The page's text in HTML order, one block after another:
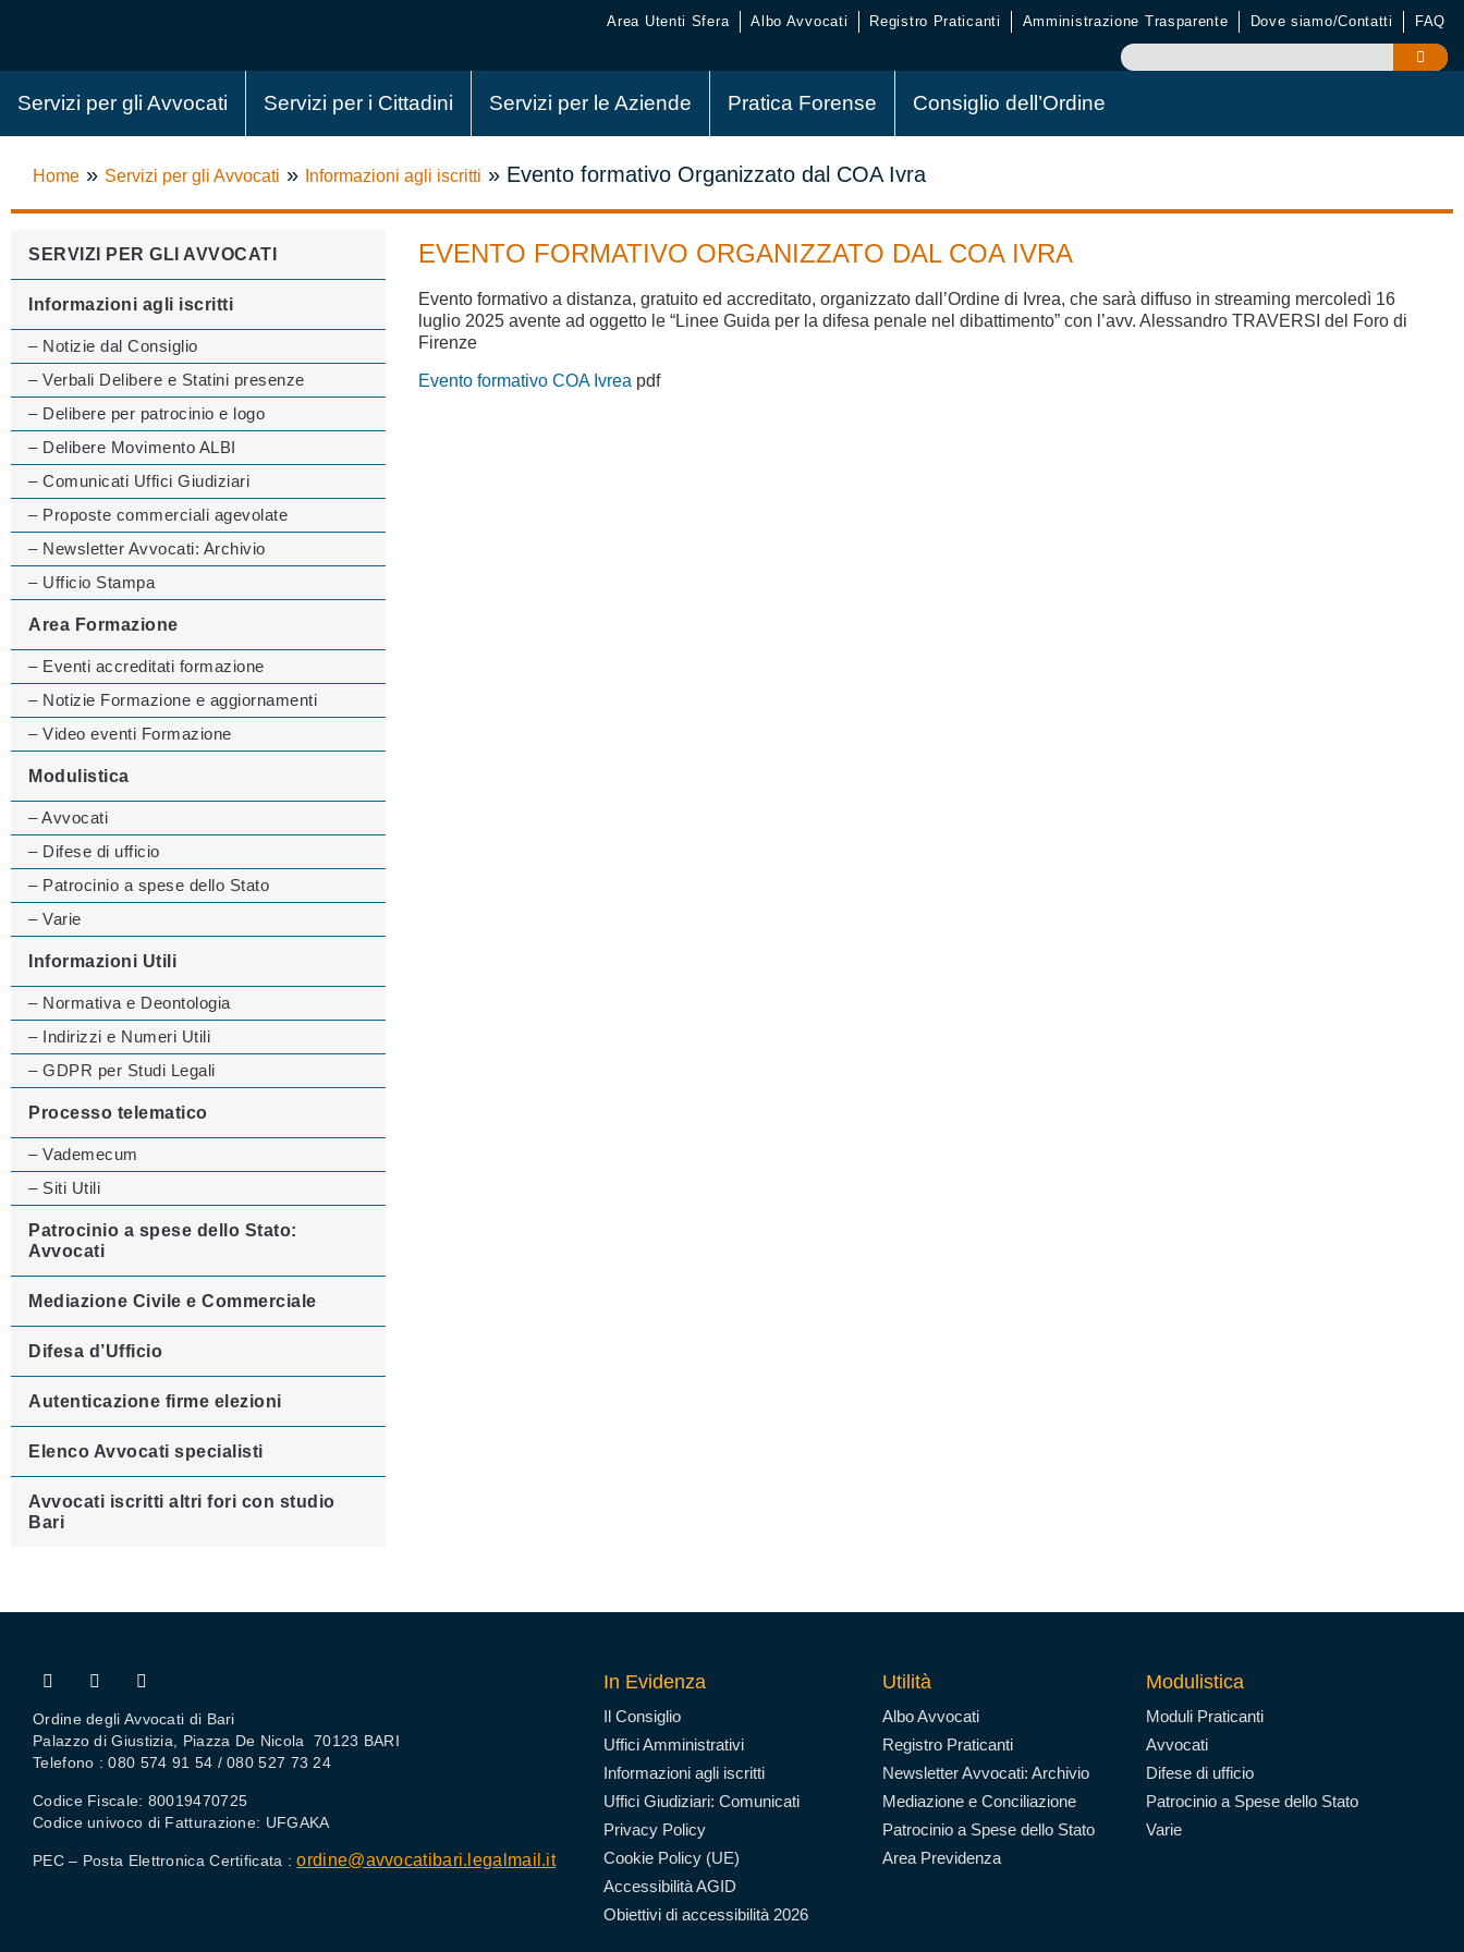
Area Utenti Sfera Albo Avvocati Registro Praticanti Amministrazione Trasparente Dove siamo/Contatti FAQ
Servizi per gli Avvocati Servizi per i Cittadini Servizi per le Aziende Pratica Forense Consiglio dell’Ordine
Home » Servizi per gli Avvocati » Informazioni agli iscritti » Evento formativo Organizzato dal COA Ivra
SERVIZI PER GLI AVVOCATI
Informazioni agli iscritti
– Notizie dal Consiglio
– Verbali Delibere e Statini presenze
– Delibere per patrocinio e logo
– Delibere Movimento ALBI
– Comunicati Uffici Giudiziari
– Proposte commerciali agevolate
– Newsletter Avvocati: Archivio
– Ufficio Stampa
Area Formazione
– Eventi accreditati formazione
– Notizie Formazione e aggiornamenti
– Video eventi Formazione
Modulistica
– Avvocati
– Difese di ufficio
– Patrocinio a spese dello Stato
– Varie
Informazioni Utili
– Normativa e Deontologia
– Indirizzi e Numeri Utili
– GDPR per Studi Legali
Processo telematico
– Vademecum
– Siti Utili
Patrocinio a spese dello Stato:
Avvocati
Mediazione Civile e Commerciale
Difesa d’Ufficio
Autenticazione firme elezioni
Elenco Avvocati specialisti
Avvocati iscritti altri fori con studio
Bari
EVENTO FORMATIVO ORGANIZZATO DAL COA IVRA
Evento formativo a distanza, gratuito ed accreditato, organizzato dall’Ordine di Ivrea, che sarà diffuso in streaming mercoledì 16
luglio 2025 avente ad oggetto le “Linee Guida per la difesa penale nel dibattimento” con l’avv. Alessandro TRAVERSI del Foro di
Firenze
Evento formativo COA Ivrea pdf
Ordine degli Avvocati di Bari
Palazzo di Giustizia, Piazza De Nicola 70123 BARI
Telefono : 080 574 91 54 / 080 527 73 24
Codice Fiscale: 80019470725
Codice univoco di Fatturazione: UFGAKA
PEC – Posta Elettronica Certificata :ordine@avvocatibari.legalmail.it
In Evidenza
Il Consiglio
Uffici Amministrativi
Informazioni agli iscritti
Uffici Giudiziari: Comunicati
Privacy Policy
Cookie Policy (UE)
Accessibilità AGID
Obiettivi di accessibilità 2026
Utilità
Albo Avvocati
Registro Praticanti
Newsletter Avvocati: Archivio
Mediazione e Conciliazione
Patrocinio a Spese dello Stato
Area Previdenza
Modulistica
Moduli Praticanti
Avvocati
Difese di ufficio
Patrocinio a Spese dello Stato
Varie